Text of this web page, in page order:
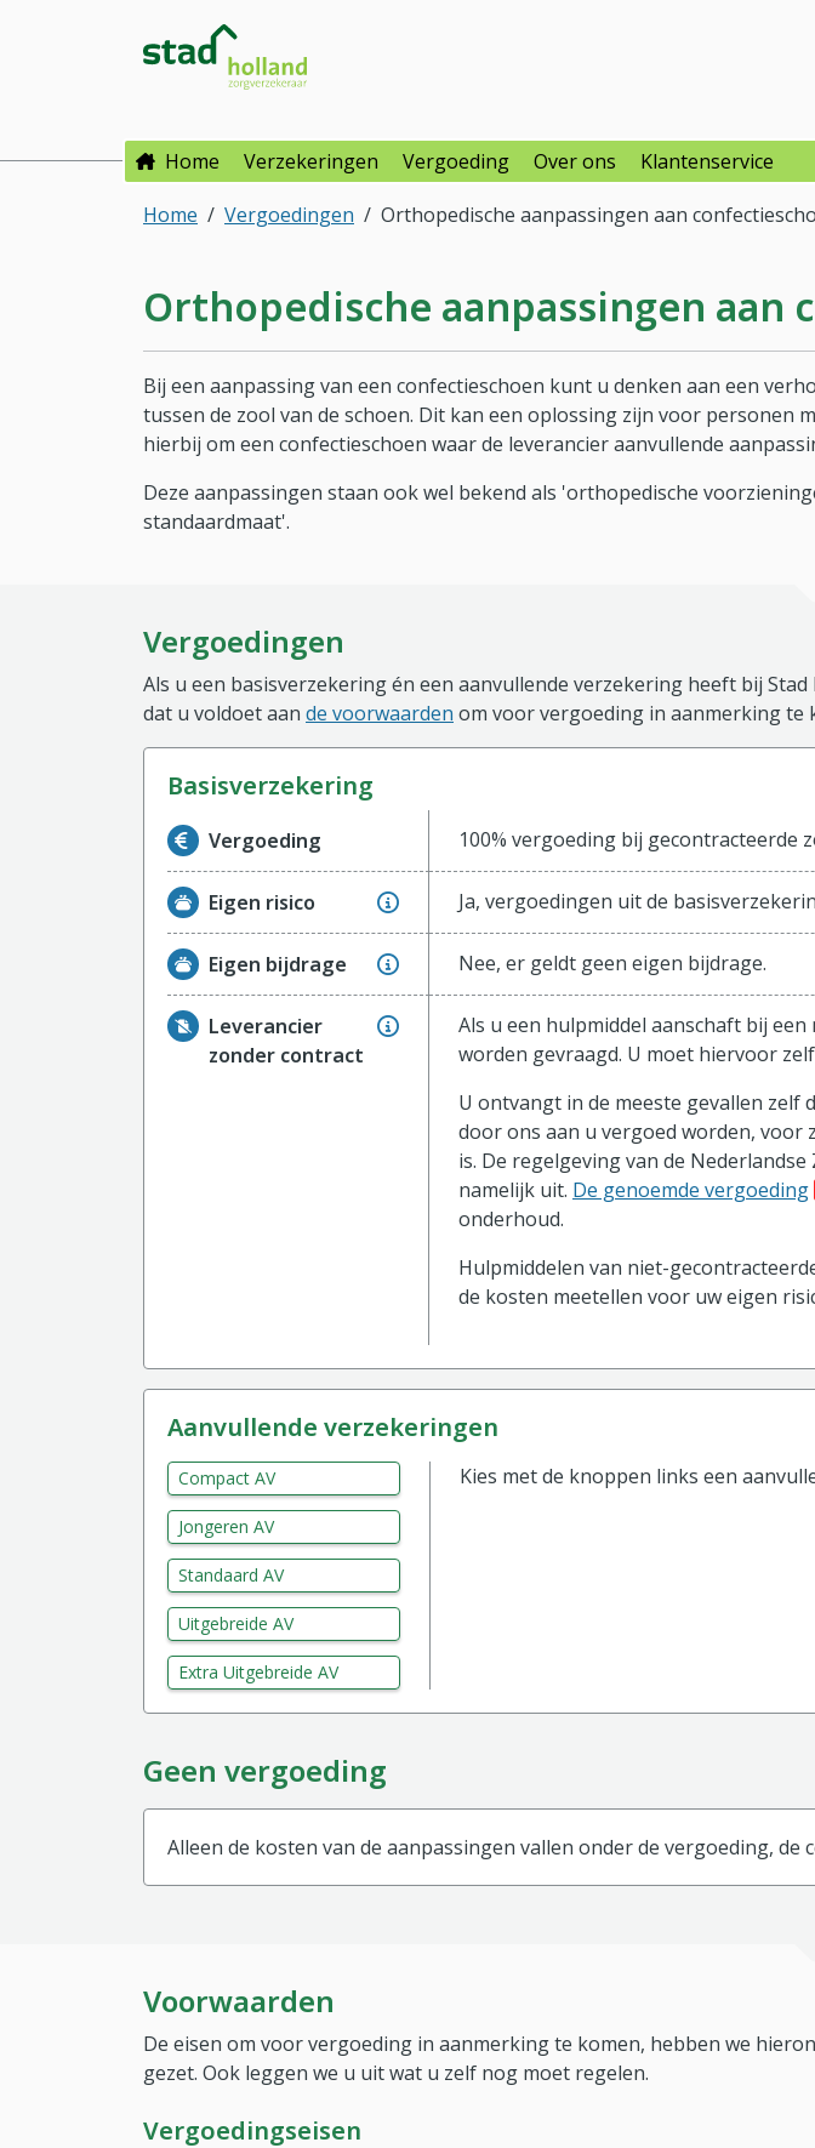
Direct naar hoofdinhoud
Direct naar hoofdmenu
Home Verzekeringen Vergoeding Over ons Klantenservice
Home
Vergoedingen Orthopedische aanpassingen aan
Orthopedische aanpassingen aan
Bij een aanpassing van een confectieschoen kunt u denken aan een
tussen de zool van de schoen. Dit kan een oplossing zijn voor
hierbij om een confectieschoen waar de leverancier aanvullende
Deze aanpassingen staan ook wel bekend als 'orthopedische
standaardmaat'.
Vergoedingen
Als u een basisverzekering én een aanvullende verzekering heeft bij
dat u voldoet aan de voorwaarden om voor vergoeding in aanmerking te
basisverzekering
Informatie over de vergoeding van de basisverzekering
Vergoeding 100% vergoeding bij gecontracteerde
Eigen risico Ja, vergoedingen uit de
Eigen bijdrage Nee, er geldt geen eigen bijdrage.
Leverancier
zonder contract
Als u een hulpmiddel aanschaft bij
worden gevraagd. U moet hiervoor
U ontvangt in de meeste gevallen zelf
door ons aan u vergoed worden,
is. De regelgeving van de
namelijk uit. De genoemde vergoeding
onderhoud.
Hulpmiddelen van niet-
de kosten meetellen voor uw eigen
aanvullende verzekeringen
Compact AV
Jongeren AV
Standaard AV
Uitgebreide AV
Extra Uitgebreide AV
Kies met de knoppen links een
Geen vergoeding
Alleen de kosten van de aanpassingen vallen onder de vergoeding, de
Voorwaarden
De eisen om voor vergoeding in aanmerking te komen, hebben we
gezet. Ook leggen we u uit wat u zelf nog moet regelen.
Vergoedingseisen